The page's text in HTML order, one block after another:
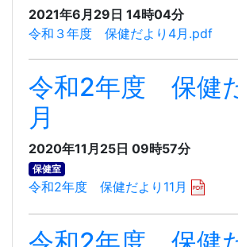
2021年6月29日 14時04分
令和３年度 保健だより4月.pdf
令和2年度 保健
月
2020年11月25日 09時57分
保健室
令和2年度 保健だより11月